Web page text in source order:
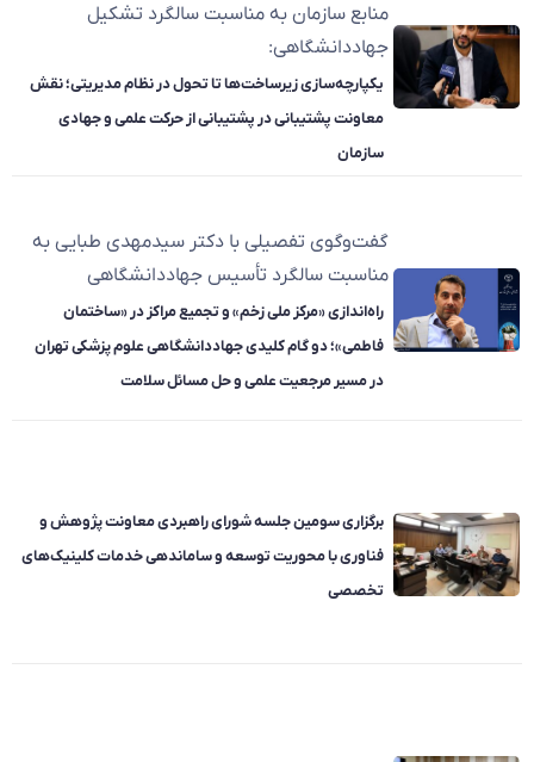
منابع سازمان به مناسبت سالگرد تشکیل
جهاددانشگاهی:
یکپارچه‌سازی زیرساخت‌ها تا تحول در نظام مدیریتی؛ نقش
معاونت پشتیبانی در پشتیبانی از حرکت علمی و جهادی
سازمان
گفت‌وگوی تفصیلی با دکتر سیدمهدی طبایی به
مناسبت سالگرد تأسیس جهاددانشگاهی
راه‌اندازی «مرکز ملی زخم» و تجمیع مراکز در «ساختمان
فاطمی»؛ دو گام کلیدی جهاددانشگاهی علوم پزشکی تهران
در مسیر مرجعیت علمی و حل مسائل سلامت
برگزاری سومین جلسه شورای راهبردی معاونت پژوهش و
فناوری با محوریت توسعه و ساماندهی خدمات کلینیک‌های
تخصصی